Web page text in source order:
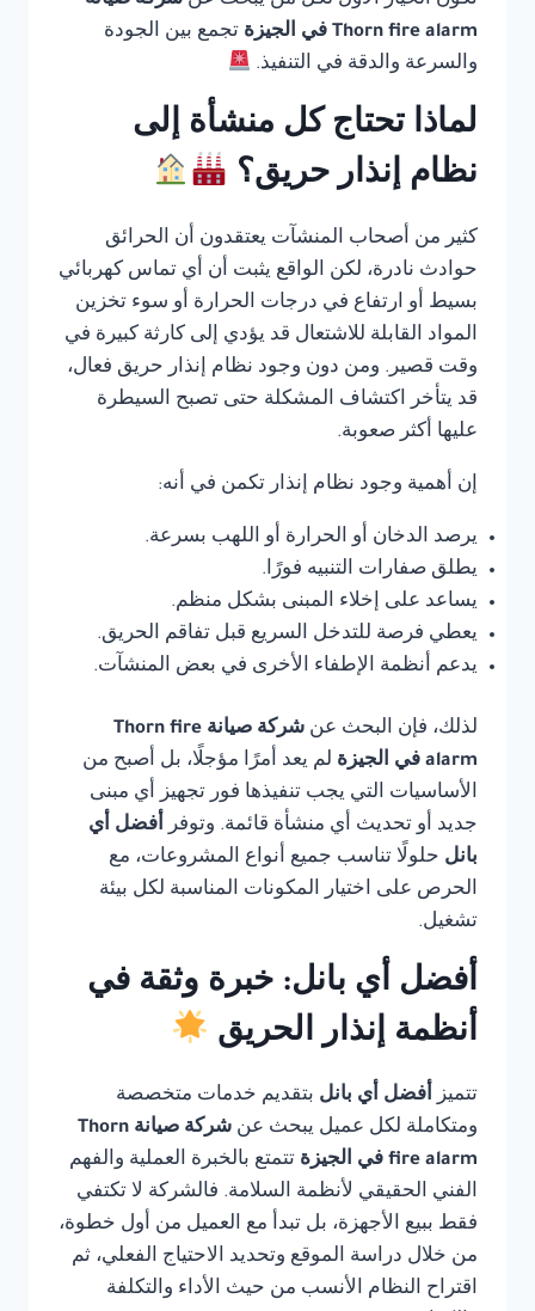
Thorn fire alarm في الجيزة
تجمع بين الجودة
والسرعة والدقة في التنفيذ.
لماذا تحتاج كل منشأة إلى
نظام إنذار حريق؟
كثير من أصحاب المنشآت يعتقدون أن الحرائق
حوادث نادرة، لكن الواقع يثبت أن أي تماس كهربائي
بسيط أو ارتفاع في درجات الحرارة أو سوء تخزين
المواد القابلة للاشتعال قد يؤدي إلى كارثة كبيرة في
وقت قصير. ومن دون وجود نظام إنذار حريق فعال،
قد يتأخر اكتشاف المشكلة حتى تصبح السيطرة
عليها أكثر صعوبة.
إن أهمية وجود نظام إنذار تكمن في أنه:
يرصد الدخان أو الحرارة أو اللهب بسرعة.
يطلق صفارات التنبيه فورًا.
يساعد على إخلاء المبنى بشكل منظم.
يعطي فرصة للتدخل السريع قبل تفاقم الحريق.
يدعم أنظمة الإطفاء الأخرى في بعض المنشآت.
لذلك، فإن البحث عن
شركة صيانة Thorn fire
alarm في الجيزة
لم يعد أمرًا مؤجلًا، بل أصبح من
الأساسيات التي يجب تنفيذها فور تجهيز أي مبنى
جديد أو تحديث أي منشأة قائمة. وتوفر أفضل أي
بانل حلولًا تناسب جميع أنواع المشروعات، مع
الحرص على اختيار المكونات المناسبة لكل بيئة
تشغيل.
أفضل أي بانل: خبرة وثقة في
أنظمة إنذار الحريق
تتميز أفضل أي بانل بتقديم خدمات متخصصة
ومتكاملة لكل عميل يبحث عن
شركة صيانة Thorn
fire alarm في الجيزة
تتمتع بالخبرة العملية والفهم
الفني الحقيقي لأنظمة السلامة. فالشركة لا تكتفي
فقط ببيع الأجهزة، بل تبدأ مع العميل من أول خطوة،
من خلال دراسة الموقع وتحديد الاحتياج الفعلي، ثم
اقتراح النظام الأنسب من حيث الأداء والتكلفة